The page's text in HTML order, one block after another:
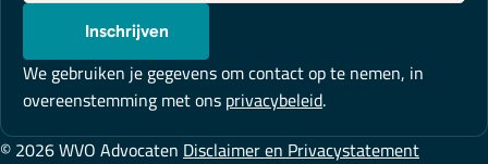
mailadres*
Inschrijven
We gebruiken je gegevens om contact op te nemen, in
overeenstemming met onsprivacybeleid.
© 2026 WVO AdvocatenDisclaimer en Privacystatement